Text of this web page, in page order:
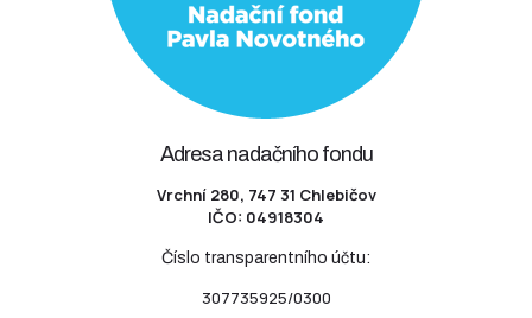
Adresa nadačního fondu
Vrchní 280, 747 31 Chlebičov
IČO: 04918304
Číslo transparentního účtu:
307735925/0300